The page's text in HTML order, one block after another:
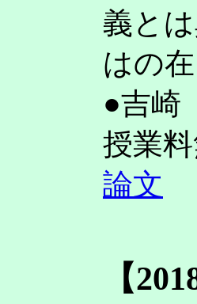
義と
はの
●吉崎
授業
論文
【